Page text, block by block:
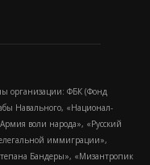
организации: ФБК (Фонд
Навального, «Национал-
воли народа», «Русский
иммиграции»,
Бандеры», «Мизантропик